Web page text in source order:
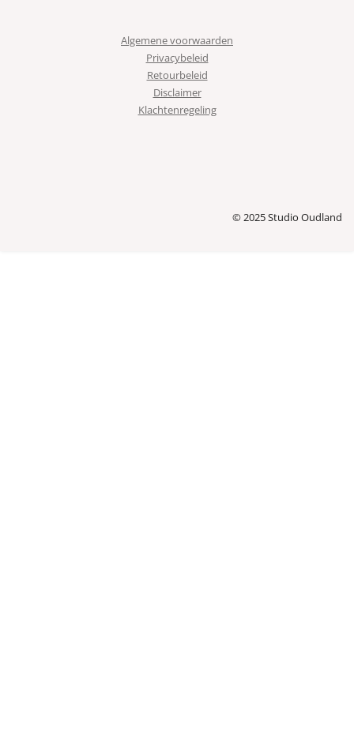
Algemene voorwaarden
Privacybeleid
Retourbeleid
Disclaimer
Klachtenregeling
© 2025 Studio Oudland